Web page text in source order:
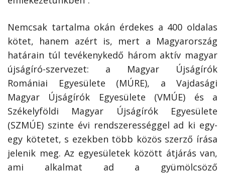
Nemcsak tartalma okán érdekes a 400 oldalas
kötet, hanem azért is, mert a Magyarország
határain túl tevékenykedő három aktív magyar
újságíró-szervezet: a Magyar Újságírók
Romániai Egyesülete (MÚRE), a Vajdasági
Magyar Újságírók Egyesülete (VMÚE) és a
Székelyföldi Magyar Újságírók Egyesülete
(SZMÚE) szinte évi rendszerességgel ad ki egy-
egy kötetet, s ezekben több közös szerző írása
jelenik meg. Az egyesületek között átjárás van,
ami alkalmat ad a gyümölcsöző